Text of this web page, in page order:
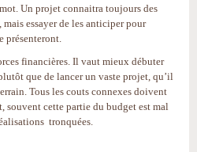
Un projet connaitra toujours des
essayer de les anticiper pour
présenteront.
financières. Il vaut mieux débuter
que de lancer un vaste projet, qu’il
Tous les couts connexes doivent
souvent cette partie du budget est mal
tronquées.